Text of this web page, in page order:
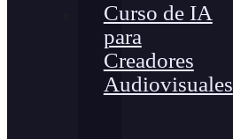
Curso de IA
para
Creadores
Audiovisuales